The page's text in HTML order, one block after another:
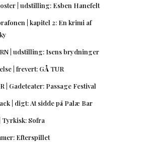
| udstilling: Esben Hanefelt
| kapitel 2: En krimi af
| udstilling: Isens brydninger
| frevert: GÅ TUR
| Gadeteater: Passage Festival
| digt: At sidde på Palæ Bar
Tyrkisk: Sofra
Efterspillet